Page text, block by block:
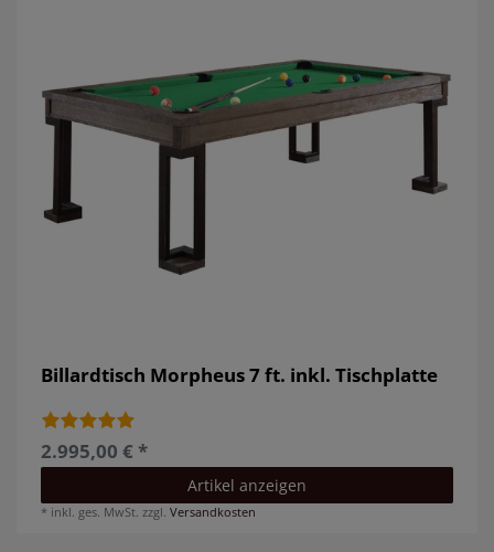
Billardtisch Morpheus 7 ft. inkl. Tischplatte
2.995,00 € *
Artikel anzeigen
* inkl. ges. MwSt. zzgl.Versandkosten